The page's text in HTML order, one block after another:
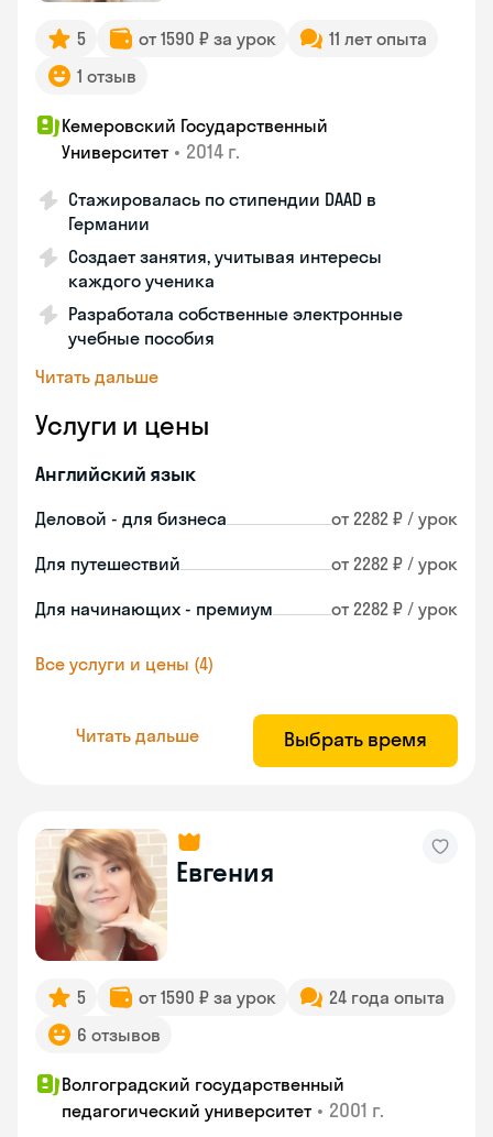
5 от 1590 ₽ за урок
11 лет опыта
1 отзыв
Кемеровский Государственный
Университет • 2014 г.
Стажировалась по стипендии DAAD в
Германии
Создает занятия, учитывая интересы
каждого ученика
Разработала собственные электронные
учебные пособия
Читать дальше
Услуги и цены
Английский язык
Деловой - для бизнеса от 2282 ₽ / урок
Для путешествий от 2282 ₽ / урок
Для начинающих - премиум от 2282 ₽ / урок
Все услуги и цены (4)
Читать дальше Выбрать время
Евгения
5 от 1590 ₽ за урок
24 года опыта
6 отзывов
Волгоградский государственный
педагогический университет • 2001 г.